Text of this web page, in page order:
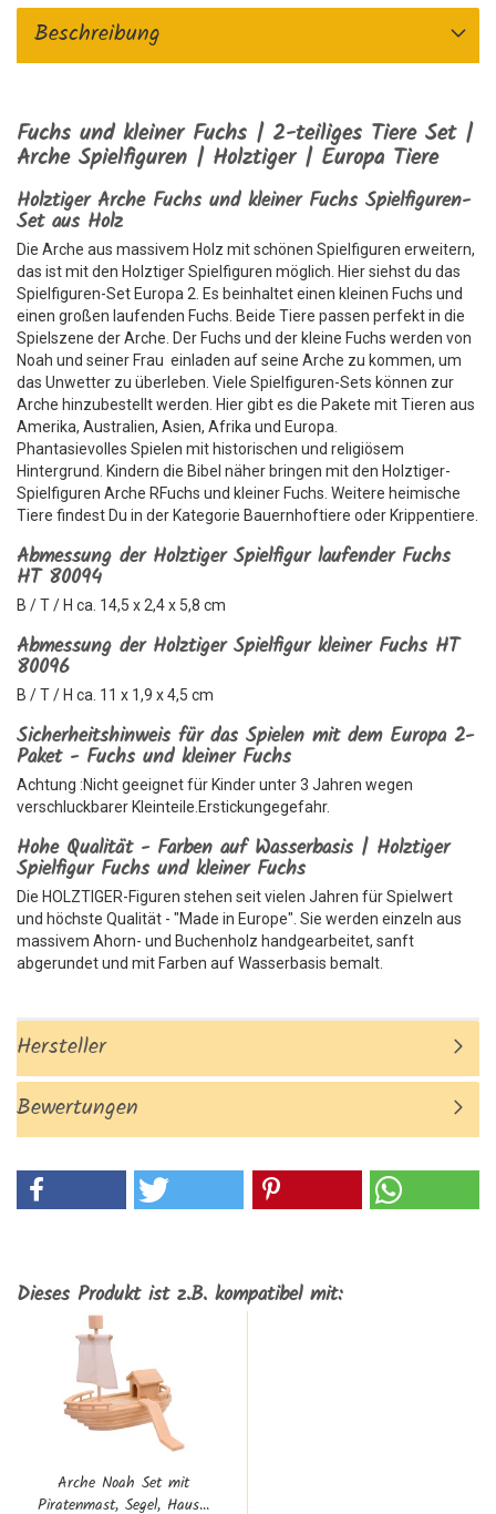
Beschreibung
Fuchs und kleiner Fuchs | 2-teiliges Tiere Set |
Arche Spielfiguren | Holztiger | Europa Tiere
Holztiger Arche Fuchs und kleiner Fuchs Spielfiguren-
Set aus Holz
Die Arche aus massivem Holz mit schönen Spielfiguren erweitern,
das ist mit den Holztiger Spielfiguren möglich. Hier siehst du das
Spielfiguren-Set Europa 2. Es beinhaltet einen kleinen Fuchs und
einen großen laufenden Fuchs. Beide Tiere passen perfekt in die
Spielszene der Arche. Der Fuchs und der kleine Fuchs werden von
Noah und seiner Frau einladen auf seine Arche zu kommen, um
das Unwetter zu überleben. Viele Spielfiguren-Sets können zur
Arche hinzubestellt werden. Hier gibt es die Pakete mit Tieren aus
Amerika, Australien, Asien, Afrika und Europa.
Phantasievolles Spielen mit historischen und religiösem
Hintergrund. Kindern die Bibel näher bringen mit den Holztiger-
Spielfiguren Arche RFuchs und kleiner Fuchs. Weitere heimische
Tiere findest Du in der Kategorie Bauernhoftiere oder Krippentiere.
Abmessung der Holztiger Spielfigur laufender Fuchs
HT 80094
B / T / H ca. 14,5 x 2,4 x 5,8 cm
Abmessung der Holztiger Spielfigur kleiner Fuchs HT
80096
B / T / H ca. 11 x 1,9 x 4,5 cm
Sicherheitshinweis für das Spielen mit dem Europa 2-
Paket - Fuchs und kleiner Fuchs
Achtung :Nicht geeignet für Kinder unter 3 Jahren wegen
verschluckbarer Kleinteile.Erstickungegefahr.
Hohe Qualität - Farben auf Wasserbasis | Holztiger
Spielfigur Fuchs und kleiner Fuchs
Die HOLZTIGER-Figuren stehen seit vielen Jahren für Spielwert
und höchste Qualität - "Made in Europe". Sie werden einzeln aus
massivem Ahorn- und Buchenholz handgearbeitet, sanft
abgerundet und mit Farben auf Wasserbasis bemalt.
Hersteller
Bewertungen
Dieses Produkt ist z.B. kompatibel mit:
Arche Noah Set mit
Piratenmast, Segel, Haus...